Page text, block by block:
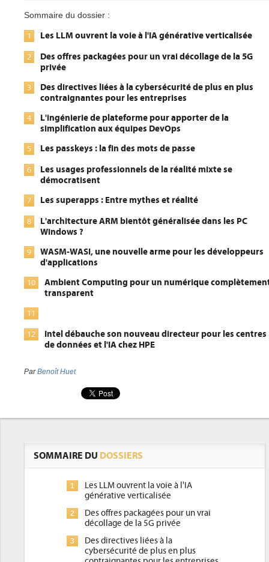
Sommaire du dossier :
1 Les LLM ouvrent la voie à l'IA générative verticalisée
2
Des offres packagées pour un vrai décollage de la 5G
privée
3
Des directives liées à la cybersécurité de plus en plus
contraignantes pour les entreprises
4
L'ingénierie de plateforme pour apporter de la
simplification aux équipes DevOps
5 Les passkeys : la fin des mots de passe
6
Les usages professionnels de la réalité mixte se
démocratisent
7 Les superapps : Entre mythes et réalité
8
L'architecture ARM bientôt généralisée dans les PC
Windows ?
9
WASM-WASI, une nouvelle arme pour les développeurs
d'applications
10
Ambient Computing pour un numérique
transparent
11
12
Intel débauche son nouveau directeur pour les centres
de données et l'IA chez HPE
ParBenoît Huet
SOMMAIRE DU DOSSIERS
1
Les LLM ouvrent la voie à l'IA
générative verticalisée
2
Des offres packagées pour un vrai
décollage de la 5G privée
3
Des directives liées à la
cybersécurité de plus en plus